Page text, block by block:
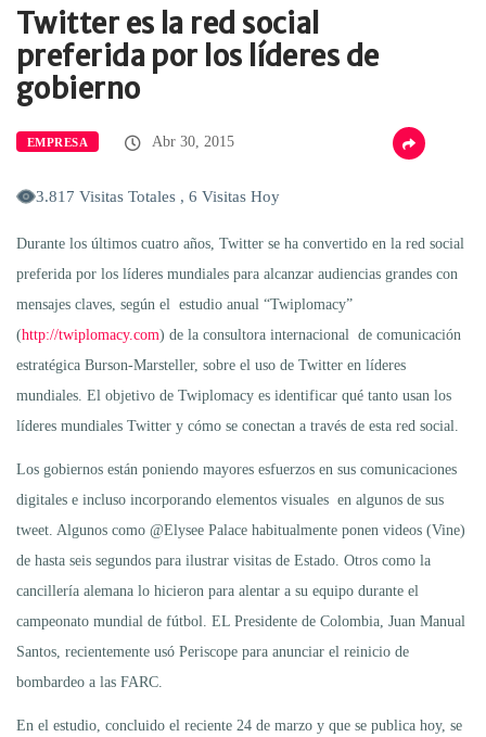
Twitter es la red social
preferida por los líderes de
gobierno
EMPRESA Abr 30, 2015
3.817 Visitas Totales , 6 Visitas Hoy
Durante los últimos cuatro años, Twitter se ha convertido en la red social
preferida por los líderes mundiales para alcanzar audiencias grandes con
mensajes claves, según el estudio anual “Twiplomacy”
(http://twiplomacy.com) de la consultora internacional de comunicación
estratégica Burson-Marsteller, sobre el uso de Twitter en líderes
mundiales. El objetivo de Twiplomacy es identificar qué tanto usan los
líderes mundiales Twitter y cómo se conectan a través de esta red social.
Los gobiernos están poniendo mayores esfuerzos en sus comunicaciones
digitales e incluso incorporando elementos visuales en algunos de sus
tweet. Algunos como @Elysee Palace habitualmente ponen videos (Vine)
de hasta seis segundos para ilustrar visitas de Estado. Otros como la
cancillería alemana lo hicieron para alentar a su equipo durante el
campeonato mundial de fútbol. EL Presidente de Colombia, Juan Manual
Santos, recientemente usó Periscope para anunciar el reinicio de
bombardeo a las FARC.
En el estudio, concluido el reciente 24 de marzo y que se publica hoy, se